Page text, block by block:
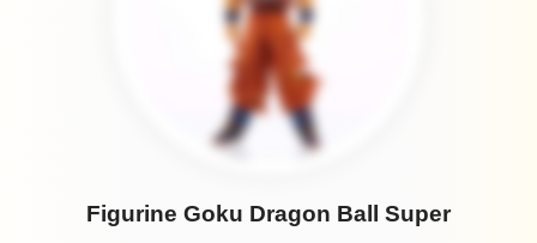
Figurine Goku Dragon Ball Super